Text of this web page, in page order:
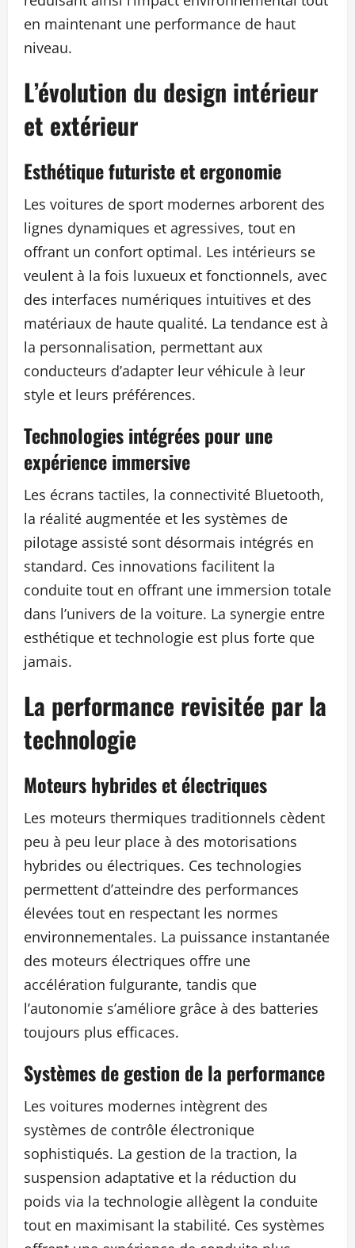
en maintenant une performance de haut
niveau.
L’évolution du design intérieur
et extérieur
Esthétique futuriste et ergonomie
Les voitures de sport modernes arborent des
lignes dynamiques et agressives, tout en
offrant un confort optimal. Les intérieurs se
veulent à la fois luxueux et fonctionnels, avec
des interfaces numériques intuitives et des
matériaux de haute qualité. La tendance est à
la personnalisation, permettant aux
conducteurs d’adapter leur véhicule à leur
style et leurs préférences.
Technologies intégrées pour une
expérience immersive
Les écrans tactiles, la connectivité Bluetooth,
la réalité augmentée et les systèmes de
pilotage assisté sont désormais intégrés en
standard. Ces innovations facilitent la
conduite tout en offrant une immersion totale
dans l’univers de la voiture. La synergie entre
esthétique et technologie est plus forte que
jamais.
La performance revisitée par la
technologie
Moteurs hybrides et électriques
Les moteurs thermiques traditionnels cèdent
peu à peu leur place à des motorisations
hybrides ou électriques. Ces technologies
permettent d’atteindre des performances
élevées tout en respectant les normes
environnementales. La puissance instantanée
des moteurs électriques offre une
accélération fulgurante, tandis que
l’autonomie s’améliore grâce à des batteries
toujours plus efficaces.
Systèmes de gestion de la performance
Les voitures modernes intègrent des
systèmes de contrôle électronique
sophistiqués. La gestion de la traction, la
suspension adaptative et la réduction du
poids via la technologie allègent la conduite
tout en maximisant la stabilité. Ces systèmes